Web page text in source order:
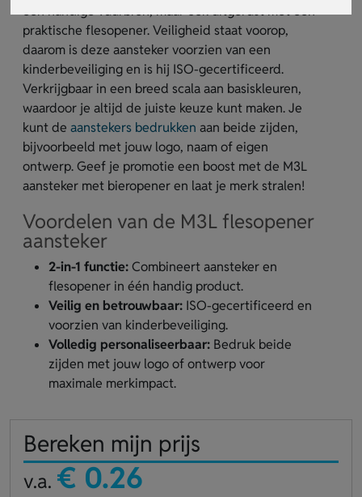
een handige vuurbron, maar ook uitgerust met een
praktische flesopener. Veiligheid staat voorop,
daarom is deze aansteker voorzien van een
kinderbeveiliging en is hij ISO-gecertificeerd.
Verkrijgbaar in een breed scala aan basiskleuren,
waardoor je altijd de juiste keuze kunt maken. Je
kunt de aanstekers bedrukken aan beide zijden,
bijvoorbeeld met jouw logo, naam of eigen
ontwerp. Geef je promotie een boost met de M3L
aansteker met bieropener en laat je merk stralen!
Voordelen van de M3L flesopener
aansteker
2-in-1 functie:Combineert aansteker en
flesopener in één handig product.
Veilig en betrouwbaar: ISO-gecertificeerd en
voorzien van kinderbeveiliging.
Volledig personaliseerbaar: Bedruk beide
zijden met jouw logo of ontwerp voor
maximale merkimpact.
Bereken mijn prijs
v.a. € 0.26